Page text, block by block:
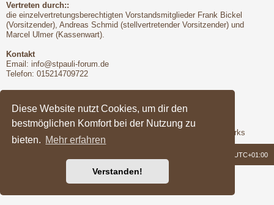
Diese Website nutzt Cookies, um dir den
bestmöglichen Komfort bei der Nutzung zu
bieten. Mehr erfahren
Verstanden!
Vertreten durch::
die einzelvertretungsberechtigten Vorstandsmitglieder Frank Bickel
(Vorsitzender), Andreas Schmid (stellvertretender Vorsitzender) und
Marcel Ulmer (Kassenwart).
Kontakt
Email: info@stpauli-forum.de
Telefon: 015214709722
Hinsichtlich der Nutzungsbedingungen gilt unser Disclaimer
Support
Das Forum wird freundlicherweise unterstützt von Q-MEX Networks
UTC+01:00
Powered byphpBB® Forum Software © phpBB Limited